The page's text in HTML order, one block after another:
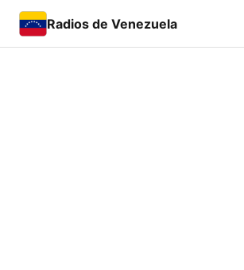
Radios de Venezuela